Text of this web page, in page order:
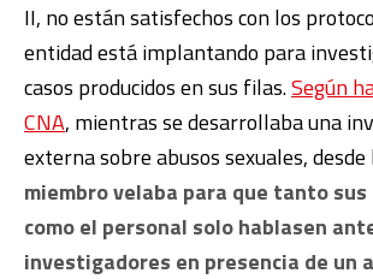
II, no están satisfechos con los
entidad está implantando para
casos producidos en sus filas.Según
CNA, mientras se desarrollaba una
externa sobre abusos sexuales, desde
miembro velaba para que tanto
como el personal solo hablasen
investigadores en presencia de un